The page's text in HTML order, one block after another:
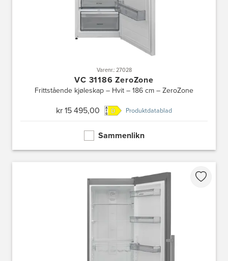
Varenr.: 27028
VC 31186 ZeroZone
Frittstående kjøleskap – Hvit – 186 cm – ZeroZone
kr 15 495,00 Produktdatablad
Sammenlikn